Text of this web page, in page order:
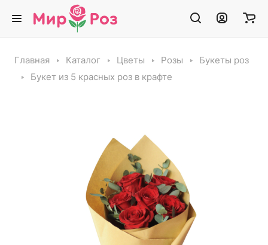
Главная Каталог Цветы Розы
Букеты роз
Букет из 5 красных роз в крафте